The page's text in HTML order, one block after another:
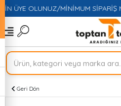
ÜYE OLUNUZ/MİNİMUM SİPARİŞ
Geri Dön